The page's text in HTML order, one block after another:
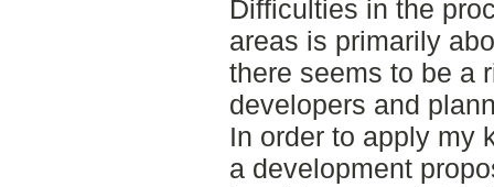
Difficulties in the
areas is primarily
there seems to be a
developers and
In order to apply my
a development